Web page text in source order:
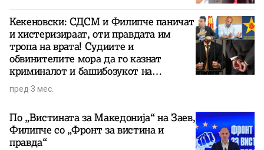
Кекеновски: СДСМ и Филипче паничат
и хистеризираат, оти правдата им
тропа на врата! Судиите и
обвинителите мора да го казнат
криминалот и башибозукот на
арамиите!
пред 3 мес.
По „Вистината за Македонија“ на Заев,
Филипче со „Фронт за вистина и
правда“